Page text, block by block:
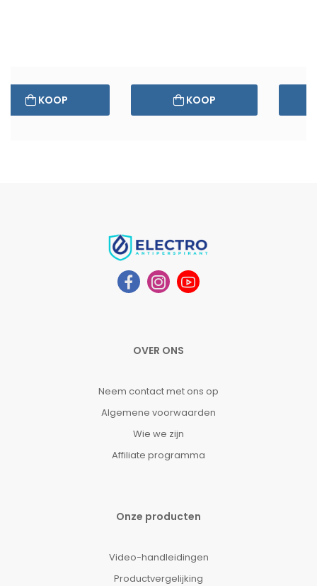
KOOP KOOP
OVER ONS
Neem contact met ons op
Algemene voorwaarden
Wie we zijn
Affiliate programma
Onze producten
Video-handleidingen
Productvergelijking